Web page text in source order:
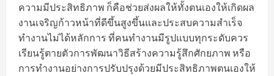
ความมีประสิทธิภาพ ก็คือช่วยส่งผลให้ทั้งตนเองให้เกิดผล
งานเจริญก้าวหน้าที่ดีขึ้นสูงขึ้นและประสบความสำเร็จ
ทำงานไม่ได้หลักการ ที่คนทำงานมีรูปแบบทุกระดับควร
เรียนรู้ตายตัวการพัฒนาวิธีสร้างความรู้สึกศักยภาพ หรือ
การทำงานอย่างการปรับปรุงด้วยมีประสิทธิภาพตนเองให้